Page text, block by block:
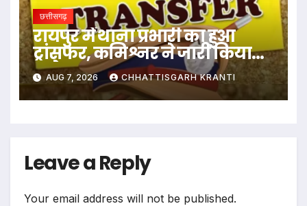
छत्तीसगढ़
रायपुर में थाना प्रभारी का हुआ
ट्रांसफर, कमिश्नर ने जारी किया
आदेश
AUG 7, 2026 CHHATTISGARH KRANTI
Leave a Reply
Your email address will not be published.